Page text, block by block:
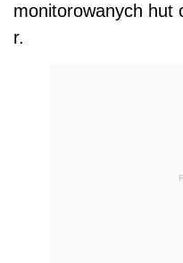
monitorowanych hut
r.